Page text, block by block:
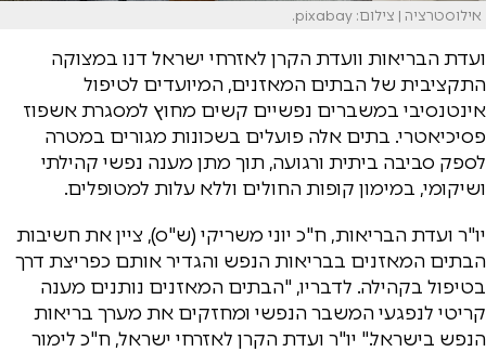
אילוסטרציה | צילום: pixabay.
ועדת הבריאות וועדת הקרן לאזרחי ישראל דנו במצוקה
התקציבית של הבתים המאזנים, המיועדים לטיפול
אינטנסיבי במשברים נפשיים קשים מחוץ למסגרת אשפוז
פסיכיאטרי. בתים אלה פועלים בשכונות מגורים במטרה
לספק סביבה ביתית ורגועה, תוך מתן מענה נפשי קהילתי
ושיקומי, במימון קופות החולים וללא עלות למטופלים.
יו"ר ועדת הבריאות, ח"כ יוני משריקי (ש"ס), ציין את חשיבות
הבתים המאזנים בבריאות הנפש והגדיר אותם כפריצת דרך
בטיפול בקהילה. לדבריו, "הבתים המאזנים נותנים מענה
קריטי לנפגעי המשבר הנפשי ומחזקים את מערך בריאות
הנפש בישראל." יו"ר ועדת הקרן לאזרחי ישראל, ח"כ לימור